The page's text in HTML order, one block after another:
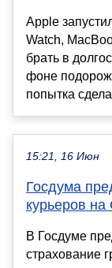
Apple
Watch,
брать в
фоне
попытка
15:21, 16 Июн
Госдума
курьеров
В Госдуме
страхование